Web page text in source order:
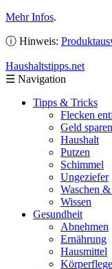
Mehr Infos.
ⓘ Hinweis:
Haushaltstipps.net
☰ Navigation
Tipps & Tricks
Flecken
Geld sparen
Haushalt
Putzen
Schimmel
Ungeziefer
Waschen
Wissen
Gesundheit
Abnehmen
Ernährung
Hausmittel
Körperflege